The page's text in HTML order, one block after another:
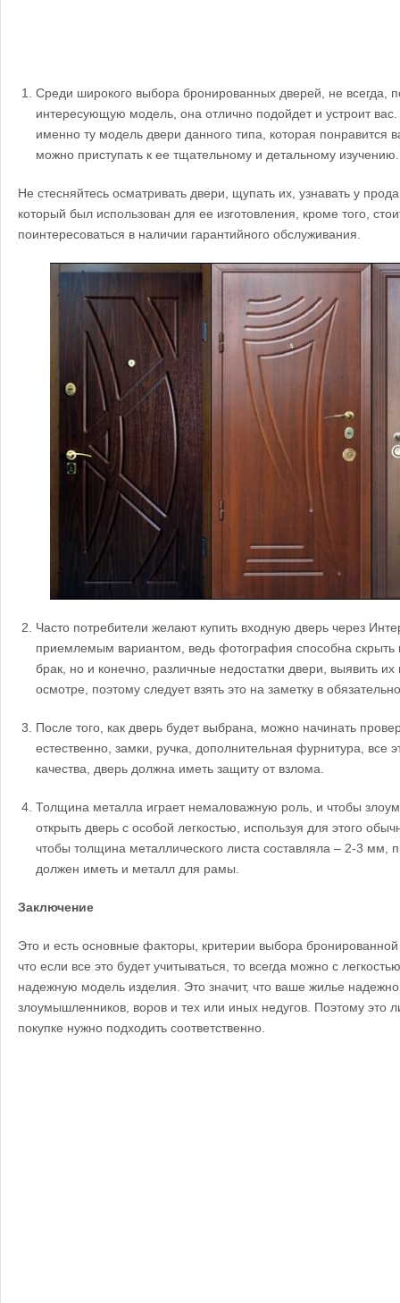
Среди широкого выбора бронированных дверей, не всегда,
интересующую модель, она отлично подойдет и устроит
именно ту модель двери данного типа, которая понравится
можно приступать к ее тщательному и детальному изучению.
Не стесняйтесь осматривать двери, щупать их, узнавать у
который был использован для ее изготовления, кроме того,
поинтересоваться в наличии гарантийного обслуживания.
Часто потребители желают купить входную дверь через
приемлемым вариантом, ведь фотография способна скрыть
брак, но и конечно, различные недостатки двери, выявить
осмотре, поэтому следует взять это на заметку в
После того, как дверь будет выбрана, можно начинать
естественно, замки, ручка, дополнительная фурнитура, все
качества, дверь должна иметь защиту от взлома.
Толщина металла играет немаловажную роль, и чтобы
открыть дверь с особой легкостью, используя для этого
чтобы толщина металлического листа составляла – 2-3 мм,
должен иметь и металл для рамы.
Заключение
Это и есть основные факторы, критерии выбора
что если все это будет учитываться, то всегда можно с
надежную модель изделия. Это значит, что ваше жилье
злоумышленников, воров и тех или иных недугов. Поэтому это
покупке нужно подходить соответственно.